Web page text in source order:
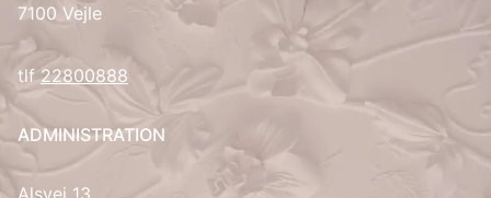
7100 Vejle
tlf22800888
ADMINISTRATION
Alsvej 13